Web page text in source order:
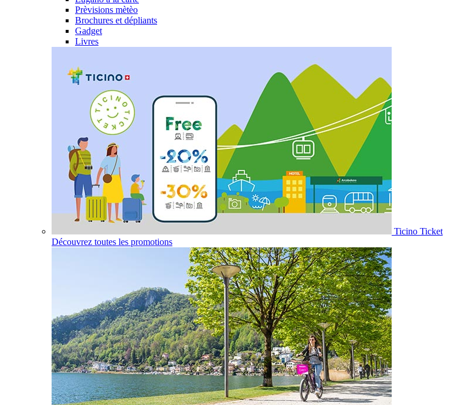
Prèvisions mètèo
Brochures et dépliants
Gadget
Livres
Ticino Ticket
Découvrez toutes les promotions